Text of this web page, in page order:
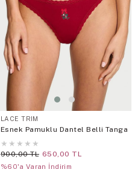
LACE TRIM
Esnek Pamuklu Dantel Belli Tanga
★ ★ ★ ★ ★
900,00 TL 650,00 TL
%60'a Varan İndirim